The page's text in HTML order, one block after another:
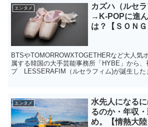
エンタメ
カズハ（ルセ
→K-POPに進
は？【ＳＯＮＧ
BTSやTOMORROWXTOGETHERなど大人気
属する韓国の大手芸能事務所「HYBE」から
プ LESSERAFIM（ルセラフィム)が誕生した
エンタメ
水先人になる
るのか・年収
め。【情熱大陸